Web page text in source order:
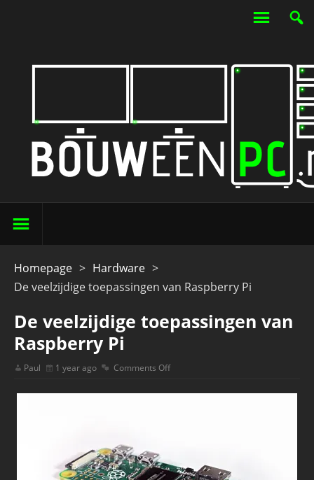
Homepage > Hardware >
De veelzijdige toepassingen van Raspberry Pi
De veelzijdige toepassingen van
Raspberry Pi
Paul 1 year ago Comments Off